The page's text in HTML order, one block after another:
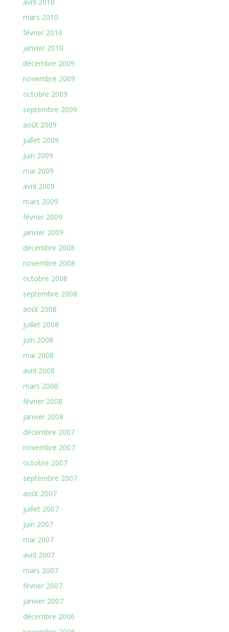
mars 2010
février 2010
janvier 2010
décembre 2009
novembre 2009
octobre 2009
septembre 2009
août 2009
juillet 2009
juin 2009
mai 2009
avril 2009
mars 2009
février 2009
janvier 2009
décembre 2008
novembre 2008
octobre 2008
septembre 2008
août 2008
juillet 2008
juin 2008
mai 2008
avril 2008
mars 2008
février 2008
janvier 2008
décembre 2007
novembre 2007
octobre 2007
septembre 2007
août 2007
juillet 2007
juin 2007
mai 2007
avril 2007
mars 2007
février 2007
janvier 2007
décembre 2006